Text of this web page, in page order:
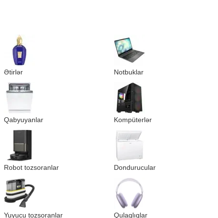
Ətirlər Notbuklar
Qabyuyanlar Kompüterlər
Robot tozsoranlar Dondurucular
Yuyucu tozsoranlar Qulaqlıqlar